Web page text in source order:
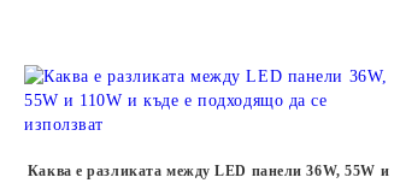
Каква е разликата между LED панели 36W, 55W и